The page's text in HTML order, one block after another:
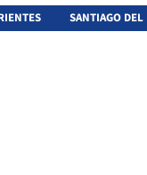
SANTIAGO DEL